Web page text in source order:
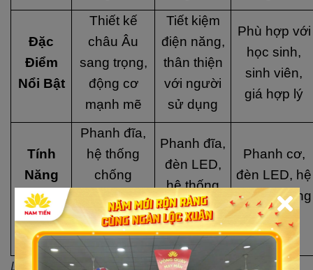
Đặc
Điểm
Nổi Bật
Thiết kế
châu Âu
sang trọng,
động cơ
mạnh mẽ
Tiết kiệm
điện năng,
thân thiện
với người
sử dụng
Phù hợp với
học sinh,
sinh viên,
giá hợp lý
Tính
Năng
An
Toàn
Phanh đĩa,
hệ thống
chống
trượt, đèn
LED, còi
báo động
Phanh đĩa,
đèn LED,
hệ thống
chống
trượt
Phanh cơ,
đèn LED, hệ
thống chống
trượt
Lưu ý: Giá xe có thể thay đổi tùy vào từng thời